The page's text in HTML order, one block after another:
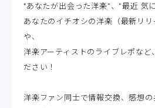
"あなたが出会った洋楽”、”最近 気
あなたのイチオシの洋楽（最新リリ
や、
洋楽アーティストのライブレポなど
ださい！
洋楽ファン同士で情報交換、感想